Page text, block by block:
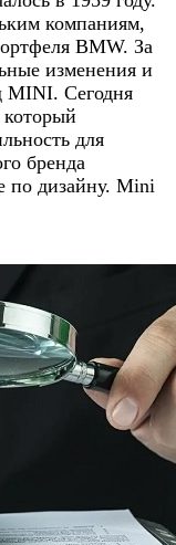
компаниям,
BMW. За
изменения и
MINI. Сегодня
для
бренда
по дизайну. Mini